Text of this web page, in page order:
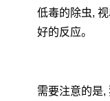
低毒的除虫,
好的反应。
需要注意的是,